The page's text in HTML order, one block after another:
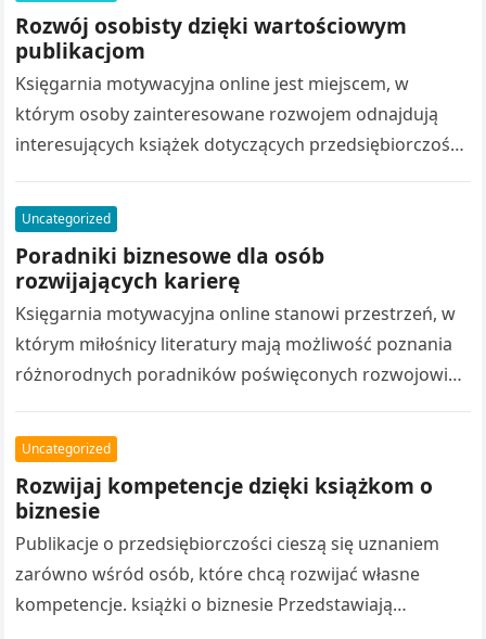
Rozwój osobisty dzięki wartościowym
publikacjom
Księgarnia motywacyjna online jest miejscem, w
którym osoby zainteresowane rozwojem odnajdują
interesujących książek dotyczących przedsiębiorczości.
biznesowe, stanowią źródło inspiracji. Wydawnictwo
rozwój osobisty…
Uncategorized
Poradniki biznesowe dla osób
rozwijających karierę
Księgarnia motywacyjna online stanowi przestrzeń, w
którym miłośnicy literatury mają możliwość poznania
różnorodnych poradników poświęconych rozwojowi
motywacyjne, pomagają poznawać nowe zagadnienia.
Nowoczesne…
Uncategorized
Rozwijaj kompetencje dzięki książkom o
biznesie
Publikacje o przedsiębiorczości cieszą się uznaniem
zarówno wśród osób, które chcą rozwijać własne
kompetencje. książki o biznesie Przedstawiają